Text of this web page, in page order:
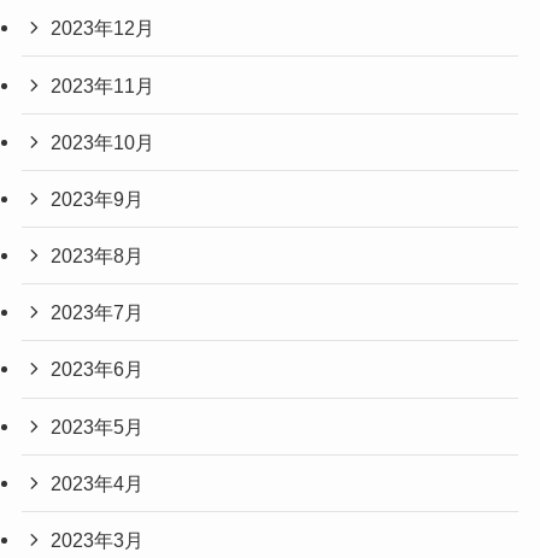
2023年12月
2023年11月
2023年10月
2023年9月
2023年8月
2023年7月
2023年6月
2023年5月
2023年4月
2023年3月